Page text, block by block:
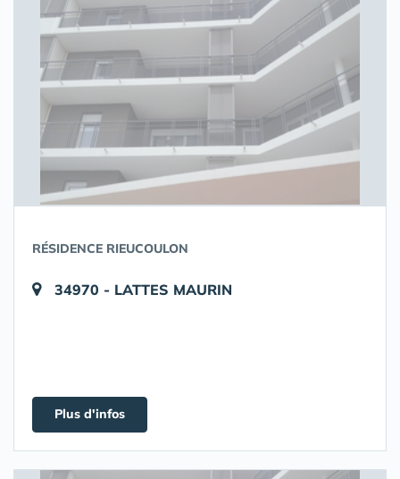
RÉSIDENCE RIEUCOULON
34970 - LATTES MAURIN
Plus d'infos